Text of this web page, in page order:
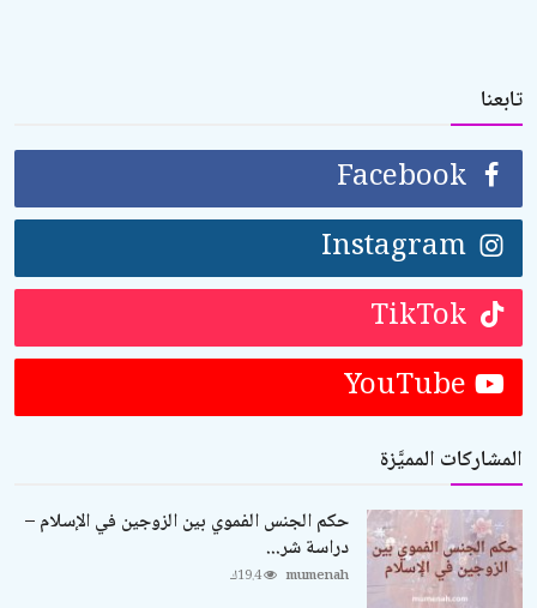
تابعنا
Facebook
Instagram
TikTok
YouTube
المشاركات المميَّزة
حكم الجنس الفموي بين الزوجين في الإسلام –
دراسة شر...
mumenah 19.4ك